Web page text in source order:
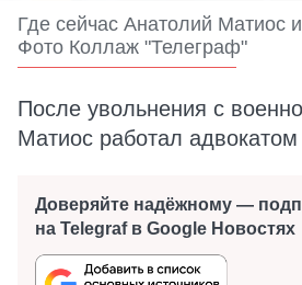
Где сейчас Анатолий Матиос
Фото Коллаж "Телеграф"
После увольнения с
Матиос работал адвокатом
Доверяйте надёжному —
на Telegraf в Google Новостях